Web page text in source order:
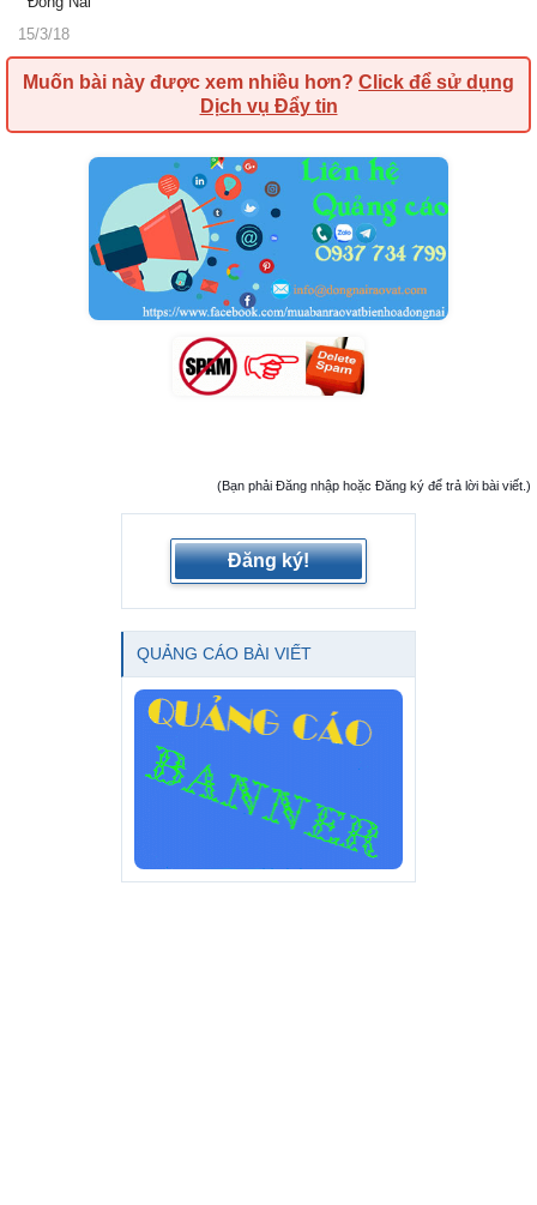
15/3/18
Muốn bài này được xem nhiều hơn? Click để sử dụng
Dịch vụ Đẩy tin
(Bạn phải Đăng nhập hoặc Đăng ký để trả lời bài viết.)
Đăng ký!
QUẢNG CÁO BÀI VIẾT